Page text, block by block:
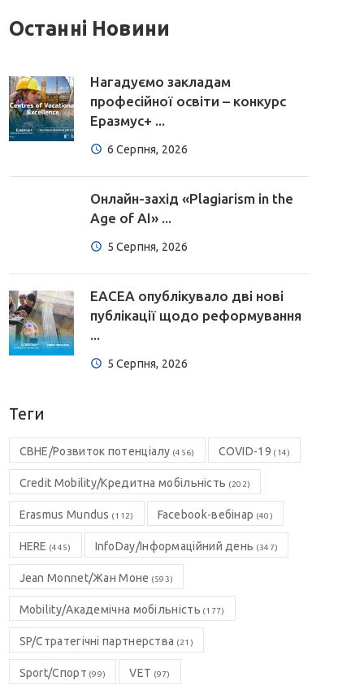
Останні Новини
Нагадуємо закладам
професійної освіти – конкурс
Еразмус+ ...
6 Серпня, 2026
Онлайн-захід «Plagiarism in the
Age of AI» ...
5 Серпня, 2026
EACEA опублікувало дві нові
публікації щодо реформування
...
5 Серпня, 2026
Теги
CBHE/Розвиток потенціалу (456) COVID-19 (14)
Credit Mobility/Кредитна мобільність (202)
Erasmus Mundus (112) Facebook-вебінар (40)
HERE (445) InfoDay/Інформаційний день (347)
Jean Monnet/Жан Моне (593)
Mobility/Академічна мобільність (177)
SP/Стратегічні партнерства (21)
Sport/Спорт (99) VET (97)